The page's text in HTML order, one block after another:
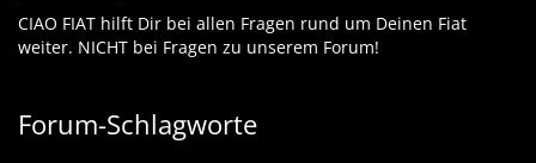
CIAO FIAT hilft Dir bei allen Fragen rund um Deinen Fiat
weiter. NICHT bei Fragen zu unserem Forum!
Forum-Schlagworte